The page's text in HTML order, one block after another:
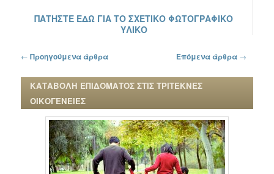
ΠΑΤΗΣΤΕ ΕΔΩ ΓΙΑ ΤΟ ΣΧΕΤΙΚΟ ΦΩΤΟΓΡΑΦΙΚΟ
ΥΛΙΚΟ
Πλοήγηση στα άρθρα
← Προηγούμενα άρθρα Επόμενα άρθρα →
ΚΑΤΑΒΟΛΗ ΕΠΙΔΟΜΑΤΟΣ ΣΤΙΣ ΤΡΙΤΕΚΝΕΣ
ΟΙΚΟΓΕΝΕΙΕΣ